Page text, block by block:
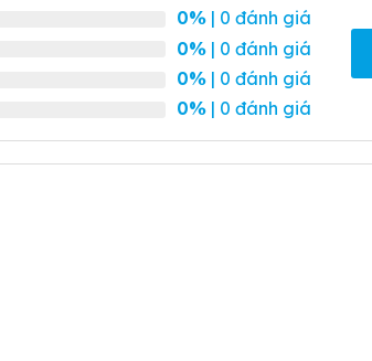
0%| 0 đánh giá
0%| 0 đánh giá
0%| 0 đánh giá
0%| 0 đánh giá